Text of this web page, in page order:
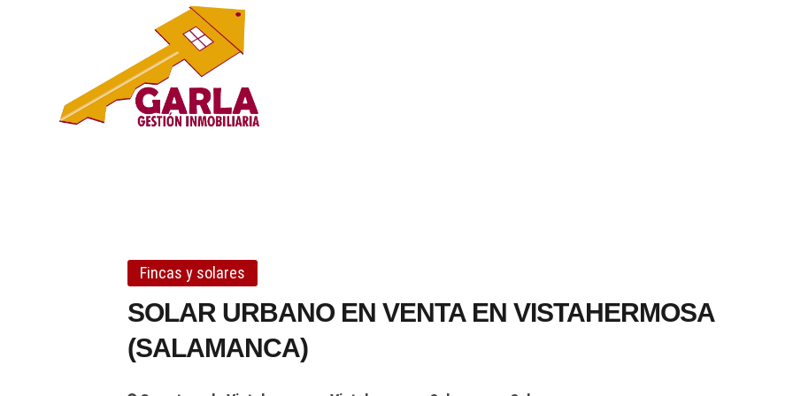
Fincas y solares
SOLAR URBANO EN VENTA EN VISTAHERMOSA
(SALAMANCA)